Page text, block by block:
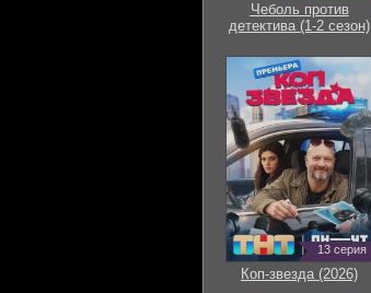
Чеболь против
детектива (1-2 сезон)
13 серия
Коп-звезда (2026)